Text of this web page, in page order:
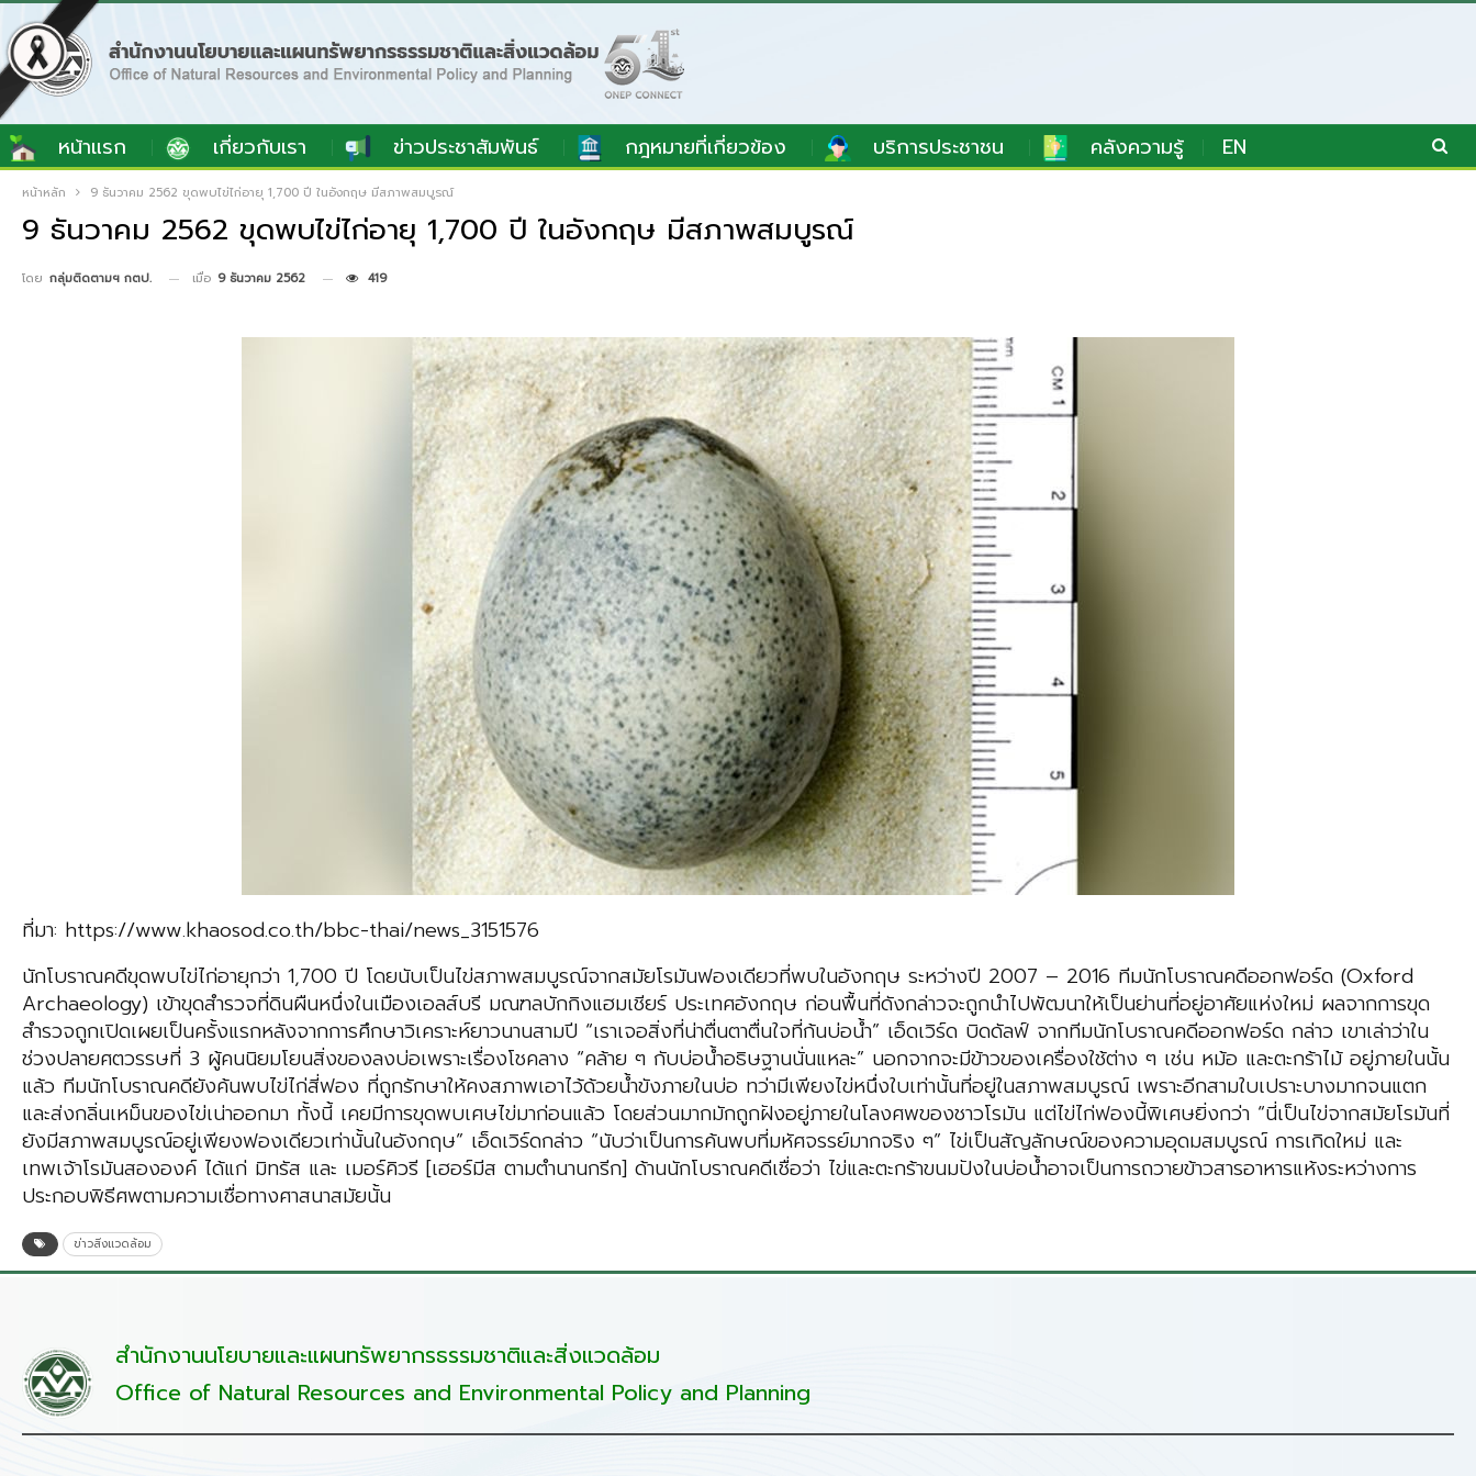
หน้าแรก เกี่ยวกับเรา ข่าวประชาสัมพันธ์ กฎหมายที่เกี่ยวข้อง บริการประชาชน คลังความรู้ EN
หน้าหลัก 9 ธันวาคม 2562 ขุดพบไข่ไก่อายุ 1,700 ปี ในอังกฤษ มีสภาพสมบูรณ์
9 ธันวาคม 2562 ขุดพบไข่ไก่อายุ 1,700 ปี ในอังกฤษ มีสภาพสมบูรณ์
โดย กลุ่มติดตามฯ กตป. เมื่อ 9 ธันวาคม 2562 419
ที่มา: https://www.khaosod.co.th/bbc-thai/news_3151576
นักโบราณคดีขุดพบไข่ไก่อายุกว่า 1,700 ปี โดยนับเป็นไข่สภาพสมบูรณ์จากสมัยโรมันฟองเดียวที่พบในอังกฤษ ระหว่างปี 2007 – 2016 ทีมนักโบราณคดีออกฟอร์ด (Oxford
Archaeology) เข้าขุดสำรวจที่ดินผืนหนึ่งในเมืองเอลส์บรี มณฑลบักกิงแฮมเชียร์ ประเทศอังกฤษ ก่อนพื้นที่ดังกล่าวจะถูกนำไปพัฒนาให้เป็นย่านที่อยู่อาศัยแห่งใหม่ ผลจากการขุด
สำรวจถูกเปิดเผยเป็นครั้งแรกหลังจากการศึกษาวิเคราะห์ยาวนานสามปี “เราเจอสิ่งที่น่าตื่นตาตื่นใจที่ก้นบ่อน้ำ” เอ็ดเวิร์ด บิดดัลฟ์ จากทีมนักโบราณคดีออกฟอร์ด กล่าว เขาเล่าว่าใน
ช่วงปลายศตวรรษที่ 3 ผู้คนนิยมโยนสิ่งของลงบ่อเพราะเรื่องโชคลาง “คล้าย ๆ กับบ่อน้ำอธิษฐานนั่นแหละ” นอกจากจะมีข้าวของเครื่องใช้ต่าง ๆ เช่น หม้อ และตะกร้าไม้ อยู่ภายในนั้น
แล้ว ทีมนักโบราณคดียังค้นพบไข่ไก่สี่ฟอง ที่ถูกรักษาให้คงสภาพเอาไว้ด้วยน้ำขังภายในบ่อ ทว่ามีเพียงไข่หนึ่งใบเท่านั้นที่อยู่ในสภาพสมบูรณ์ เพราะอีกสามใบเปราะบางมากจนแตก
และส่งกลิ่นเหม็นของไข่เน่าออกมา ทั้งนี้ เคยมีการขุดพบเศษไข่มาก่อนแล้ว โดยส่วนมากมักถูกฝังอยู่ภายในโลงศพของชาวโรมัน แต่ไข่ไก่ฟองนี้พิเศษยิ่งกว่า “นี่เป็นไข่จากสมัยโรมันที่
ยังมีสภาพสมบูรณ์อยู่เพียงฟองเดียวเท่านั้นในอังกฤษ” เอ็ดเวิร์ดกล่าว “นับว่าเป็นการค้นพบที่มหัศจรรย์มากจริง ๆ” ไข่เป็นสัญลักษณ์ของความอุดมสมบูรณ์ การเกิดใหม่ และ
เทพเจ้าโรมันสององค์ ได้แก่ มิทรัส และ เมอร์คิวรี [เฮอร์มีส ตามตำนานกรีก] ด้านนักโบราณคดีเชื่อว่า ไข่และตะกร้าขนมปังในบ่อน้ำอาจเป็นการถวายข้าวสารอาหารแห้งระหว่างการ
ประกอบพิธีศพตามความเชื่อทางศาสนาสมัยนั้น
ข่าวสิ่งแวดล้อม
สำนักงานนโยบายและแผนทรัพยากรธรรมชาติและสิ่งแวดล้อม
Office of Natural Resources and Environmental Policy and Planning